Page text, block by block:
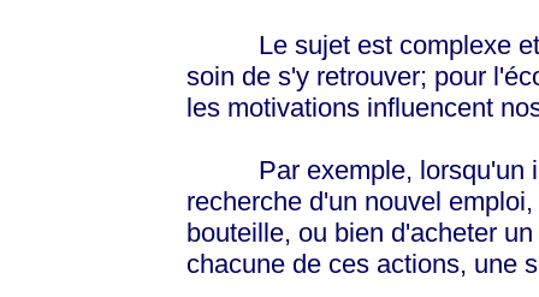
Le sujet est complexe et
soin de s'y retrouver; pour
les motivations influencent
Par exemple, lorsqu'un
recherche d'un nouvel
bouteille, ou bien d'acheter
chacune de ces actions, une